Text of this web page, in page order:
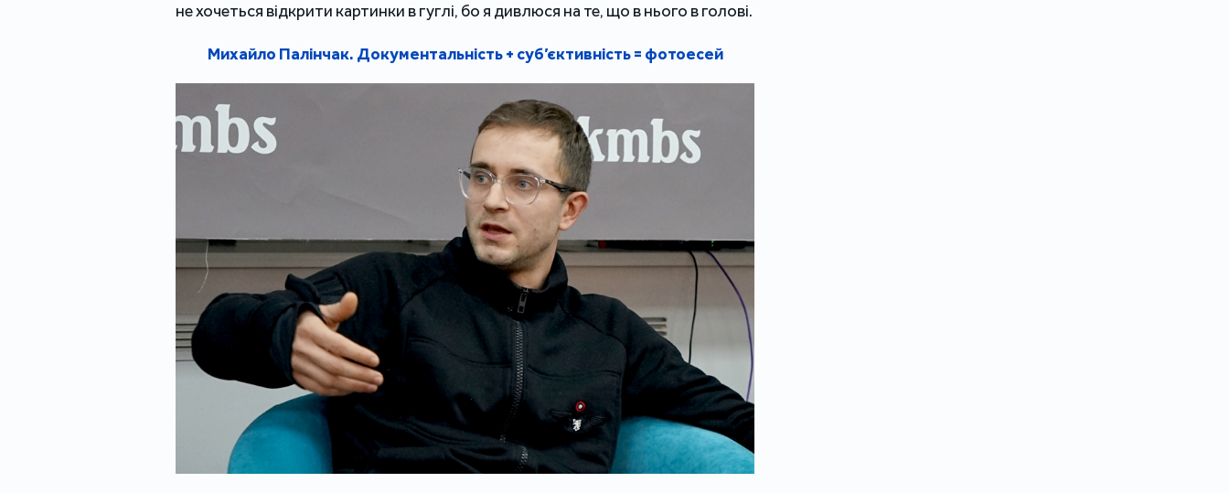
не хочеться відкрити картинки в гуглі, бо я дивлюся на те, що в нього в голові.
Михайло Палінчак. Документальність + суб’єктивність = фотоесей